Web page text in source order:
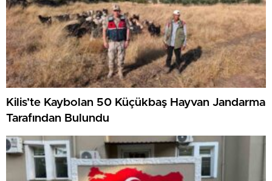
Kilis’te Kaybolan 50 Küçükbaş Hayvan Jandarma
Tarafından Bulundu